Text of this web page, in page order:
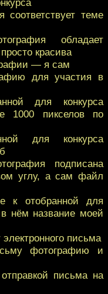
теме
обладает
красива
— я сам
для участия в
для конкурса
1000 пикселов по
для конкурса
подписана
углу, а сам файл
к отобранной для
нём название моей
письма
фотографию и
письма на